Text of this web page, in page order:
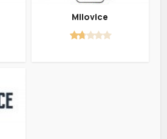
Milovice